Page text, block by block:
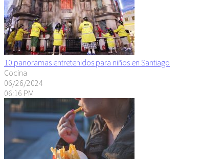
10 panoramas entretenidos para niños en Santiago
Cocina
06/26/2024
06:16 PM